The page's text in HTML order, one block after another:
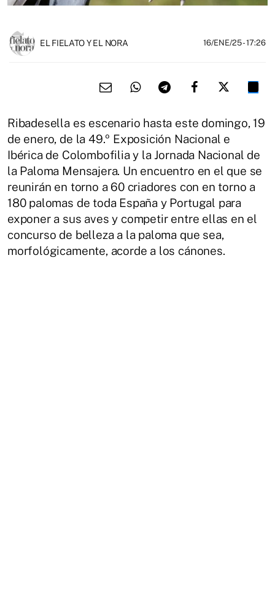
EL FIELATO Y EL NORA 16/ENE/25- 17:26
Ribadesella es escenario hasta este domingo, 19
de enero, de la 49.º Exposición Nacional e
Ibérica de Colombofilia y la Jornada Nacional de
la Paloma Mensajera. Un encuentro en el que se
reunirán en torno a 60 criadores con en torno a
180 palomas de toda España y Portugal para
exponer a sus aves y competir entre ellas en el
concurso de belleza a la paloma que sea,
morfológicamente, acorde a los cánones.